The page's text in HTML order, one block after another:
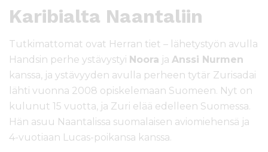
Karibialta Naantaliin
Tutkimattomat ovat Herran tiet – lähetystyön avulla
Handsin perhe ystävystyi Noora ja Anssi Nurmen
kanssa, ja ystävyyden avulla perheen tytär Zurisadai
lähti vuonna 2008 opiskelemaan Suomeen. Nyt on
kulunut 15 vuotta, ja Zuri elää edelleen Suomessa.
Hän asuu Naantalissa suomalaisen aviomiehensä ja
4-vuotiaan Lucas-poikansa kanssa.